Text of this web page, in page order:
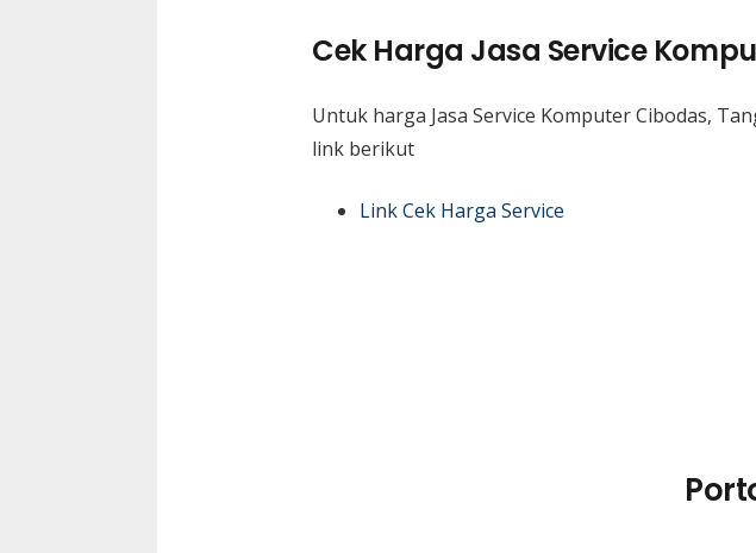
Cek Harga Jasa Service
Untuk harga Jasa Service Komputer Cibodas,
link berikut
Link Cek Harga Service